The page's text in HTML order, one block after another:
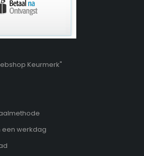
Keurmerk"
een werkdag